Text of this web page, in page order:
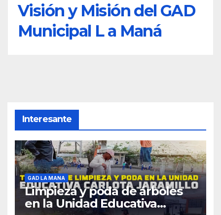
Visión y Misión del GAD
Municipal L a Maná
Interesante
GAD LA MANA
Limpieza y poda de árboles
en la Unidad Educativa